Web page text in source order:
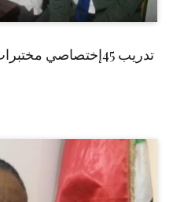
تدريب 45إختصاصي